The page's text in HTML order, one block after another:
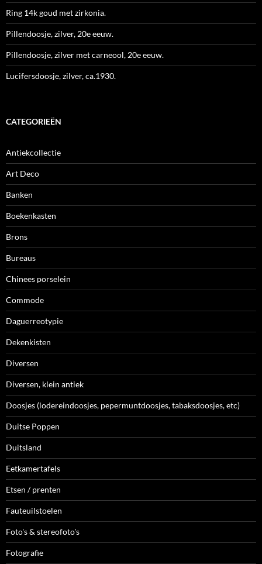
Ring 14k goud met zirkonia.
Pillendoosje, zilver, 20e eeuw.
Pillendoosje, zilver met carneool, 20e eeuw.
Lucifersdoosje, zilver, ca.1930.
CATEGORIEËN
Antiekcollectie
Art Deco
Banken
Boekenkasten
Brons
Bureaus
Chinees porselein
Commode
Daguerreotypie
Dekenkisten
Diversen
Diversen, klein antiek
Doosjes (lodereindoosjes, pepermuntdoosjes, tabaksdoosjes, etc)
Duitse Poppen
Duitsland
Eetkamertafels
Etsen / prenten
Fauteuilstoelen
Foto's & stereofoto's
Fotografie